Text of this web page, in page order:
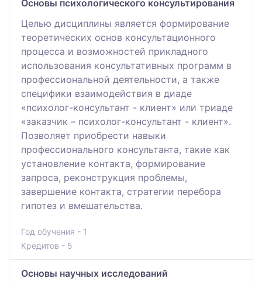
Основы психологического консультирования
Целью дисциплины является формирование
теоретических основ консультационного
процесса и возможностей прикладного
использования консультативных программ в
профессиональной деятельности, а также
специфики взаимодействия в диаде
«психолог-консультант - клиент» или триаде
«заказчик – психолог-консультант - клиент».
Позволяет приобрести навыки
профессионального консультанта, такие как
установление контакта, формирование
запроса, реконструкция проблемы,
завершение контакта, стратегии перебора
гипотез и вмешательства.
Год обучения - 1
Кредитов - 5
Основы научных исследований